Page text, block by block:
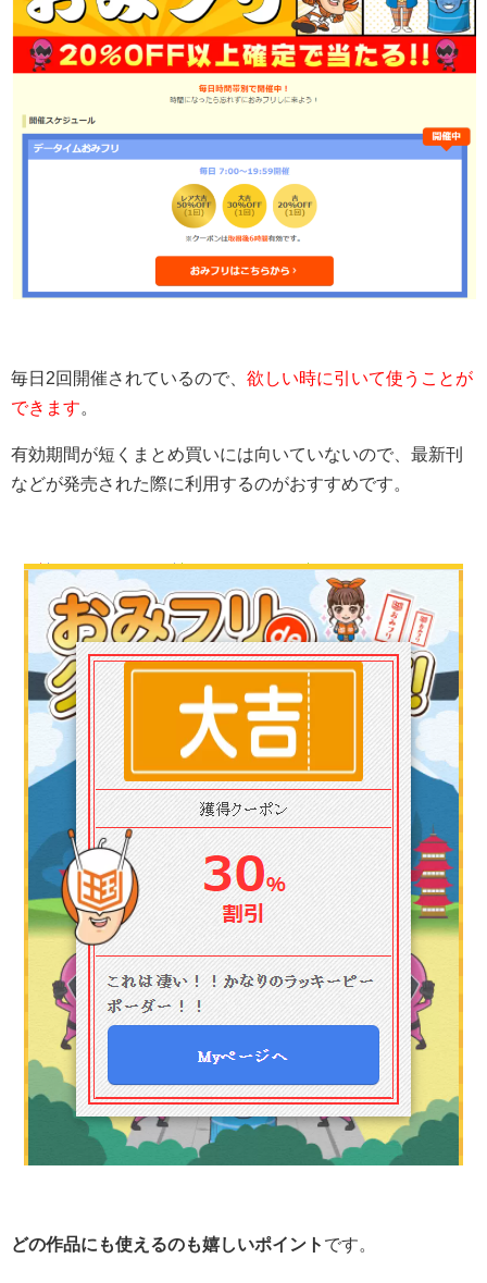
毎日2回開催されているので、 欲しい時に引いて使うことが
できます。
有効期間が短くまとめ買いには向いていないので、最新刊
などが発売された際に利用するのがおすすめです。
どの作品にも使えるのも嬉しいポイント です。